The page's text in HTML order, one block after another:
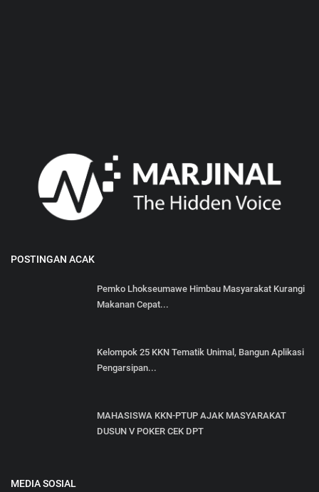
POSTINGAN ACAK
Pemko Lhokseumawe Himbau Masyarakat Kurangi
Makanan Cepat...
Kelompok 25 KKN Tematik Unimal, Bangun Aplikasi
Pengarsipan...
MAHASISWA KKN-PTUP AJAK MASYARAKAT
DUSUN V POKER CEK DPT
MEDIA SOSIAL